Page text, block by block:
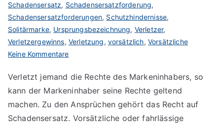
Schadensersatz, Schadensersatzforderung,
Schadensersatzforderungen, Schutzhindernisse,
Solitärmarke, Ursprungsbezeichnung, Verletzer,
Verletzergewinns, Verletzung, vorsätzlich, Vorsätzliche
Keine Kommentarezu
bei
Markenverletzung
Verletzt jemand die Rechte des Markeninhabers, so
kann der Markeninhaber seine Rechte geltend
machen. Zu den Ansprüchen gehört das Recht auf
Schadensersatz. Vorsätzliche oder fahrlässige